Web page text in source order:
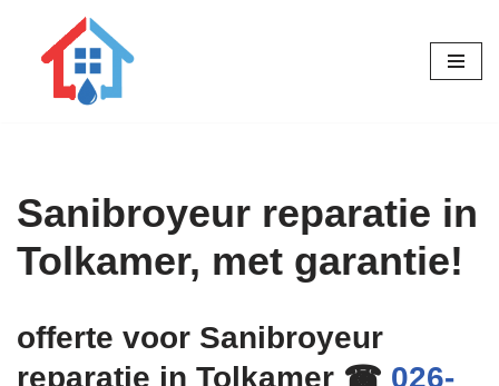
Sanibroyeur reparatie in
Tolkamer, met garantie!
offerte voor Sanibroyeur
reparatie in Tolkamer ☎ 026-